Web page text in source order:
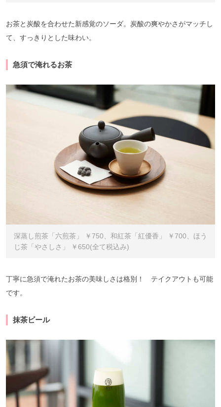
お茶と炭酸を合わせた新感覚のソーダ。炭酸の爽やかさがマッチし
て、すっきりとした味わい。
急須で淹れるお茶
深蒸し煎茶「六煎茶」 ￥750、和紅茶「紅優香」 ￥700、ほう
じ茶「やさしさ」 ￥650(全て税込み)
丁寧に急須で淹れたお茶の美味しさは格別！ テイクアウトも可能
です。
抹茶ビール